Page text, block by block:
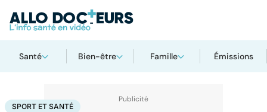
Santé Bien-être Famille Émissions
AccueilBien-êtreSport santé Sport et santé
SPORT ET SANTÉ